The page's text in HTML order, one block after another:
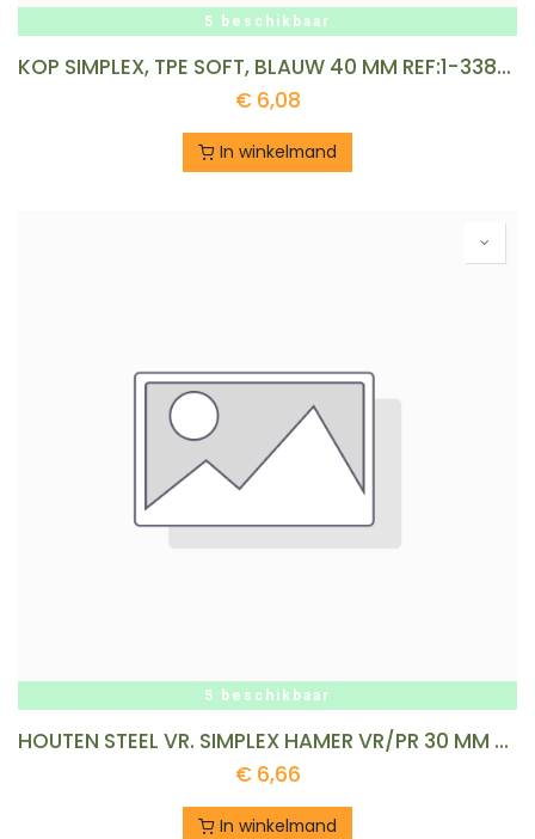
5 beschikbaar
KOP SIMPLEX, TPE SOFT, BLAUW 40 MM REF:1-3382-4-40
€ 6,08
In winkelmand
5 beschikbaar
HOUTEN STEEL VR. SIMPLEX HAMER VR/PR 30 MM REF:1-3444-30
€ 6,66
In winkelmand